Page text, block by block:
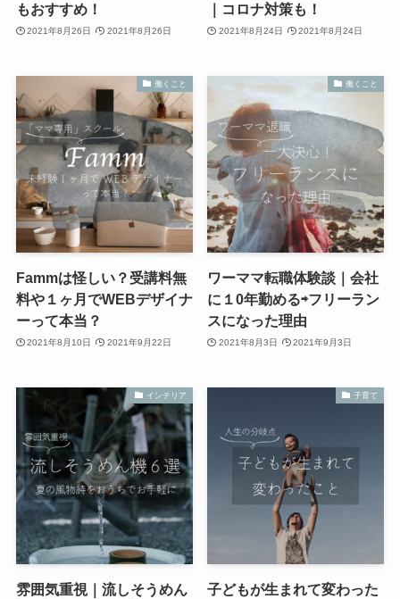
もおすすめ！
2021年8月26日 2021年8月26日
｜コロナ対策も！
2021年8月24日 2021年8月24日
働くこと
Fammは怪しい？受講料無
料や１ヶ月でWEBデザイナ
ーって本当？
2021年8月10日 2021年9月22日
働くこと
ワーママ転職体験談｜会社
に１0年勤める⇨フリーラン
スになった理由
2021年8月3日 2021年9月3日
インテリア
雰囲気重視｜流しそうめん
子育て
子どもが生まれて変わった